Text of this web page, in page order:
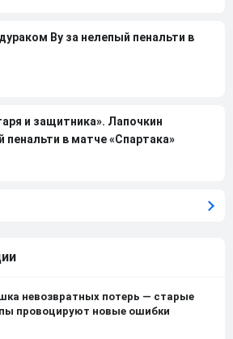
Ву за нелепый пенальти в
и защитника». Лапочкин
пенальти в матче «Спартака»
невозвратных потерь — старые
провоцируют новые ошибки